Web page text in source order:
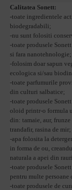
Calitatea Sonett:
-toate ingredientele
biodegradabili;
-nu sunt folositi
-toate produsele
si fara nanotehnologie;
-folosim doar sapun
ecologica si/sau
-toate parfumurile
din culturi salbatice;
-toate produsele
oloid printr-o formula
din: tamaie, aur,
trandafir, rasina de mir;
-apa folosita la
in forma de ou,
naturala a apei din
-toate produsele
pentru multe persoane
-toate produsele de